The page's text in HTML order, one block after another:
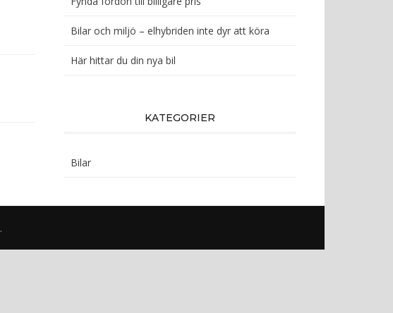
Bilar och miljö – elhybriden inte dyr att köra
Här hittar du din nya bil
KATEGORIER
Bilar
.